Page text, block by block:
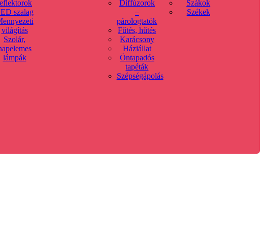
szalag
világítás
Szolár,
lámpák
Diffúzorok
–
párologtatók
Fűtés, hűtés
Karácsony
Háziállat
Öntapadós
tapéták
Szépségápolás
Szákok
Székek